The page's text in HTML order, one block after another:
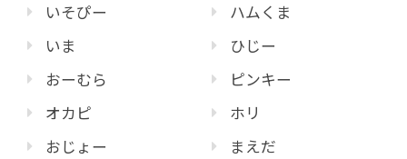
いそぴー
いま
おーむら
オカピ
おじょー
ハムくま
ひじー
ピンキー
ホリ
まえだ